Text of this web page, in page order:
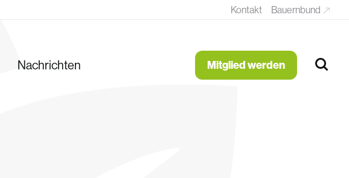
Kontakt Bauernbund
Nachrichten Mitglied werden